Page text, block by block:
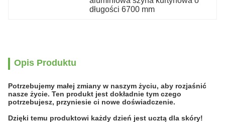
długości 6700 mm
Opis Produktu
Potrzebujemy małej zmiany w naszym życiu, aby rozjaśnić
nasze życie. Ten produkt jest dokładnie tym czego
potrzebujesz, przyniesie ci nowe doświadczenie.
Dzięki temu produktowi każdy dzień jest ucztą dla skóry!